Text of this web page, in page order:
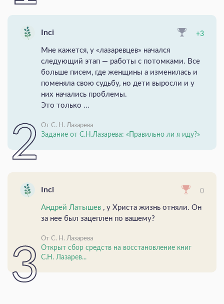
Inci +3
Мне кажется, у «лазаревцев» начался
следующий этап — работы с потомками. Все
больше писем, где женщины а изменилась и
поменяла свою судьбу, но дети выросли и у
них начались проблемы.
Это только ...
От С. Н. Лазарева
Задание от С.Н.Лазарева: «Правильно ли я иду?»
Inci 0
Андрей Латышев , у Христа жизнь отняли. Он
за нее был зацеплен по вашему?
От С. Н. Лазарева
Открыт сбор средств на восстановление книг
С.Н. Лазарев...